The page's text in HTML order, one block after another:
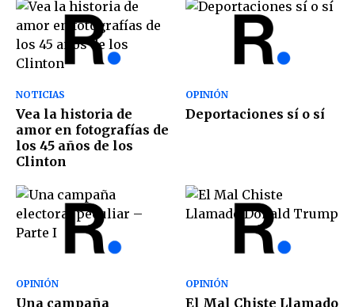
NOTICIAS
Vea la historia de
amor en fotografías de
los 45 años de los
Clinton
OPINIÓN
Deportaciones sí o sí
OPINIÓN
Una campaña
OPINIÓN
El Mal Chiste Llamado